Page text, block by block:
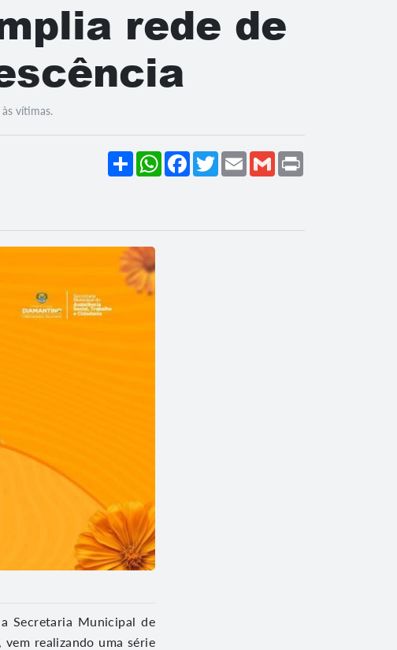
rede de
vítimas.
Share WhatsAppFacebook
TwitterEmail Gmail
Secretaria Municipal de
vem realizando uma série